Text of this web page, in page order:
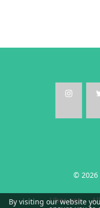
© 2026
Uber uns
By visiting our website